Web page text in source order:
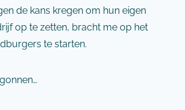
de kans kregen om hun eigen
op te zetten, bracht me op het
te starten.